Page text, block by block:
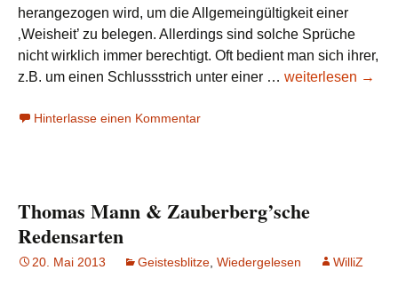
herangezogen wird, um die Allgemeingültigkeit einer
‚Weisheit’ zu belegen. Allerdings sind solche Sprüche
nicht wirklich immer berechtigt. Oft bedient man sich ihrer,
z.B. um einen Schlussstrich unter einer … Nein,
Sprüche
Kindheit
weiterlesen →
Hinterlasse einen Kommentar
Thomas Mann & Zauberberg’sche
Redensarten
20. Mai 2013 Geistesblitze Wiedergelesen WilliZ